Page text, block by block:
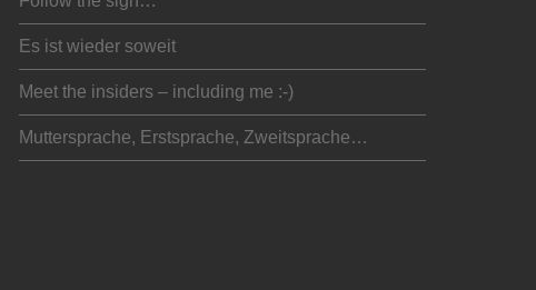
Es ist wieder soweit
Meet the insiders – including me :-)
Muttersprache, Erstsprache, Zweitsprache…